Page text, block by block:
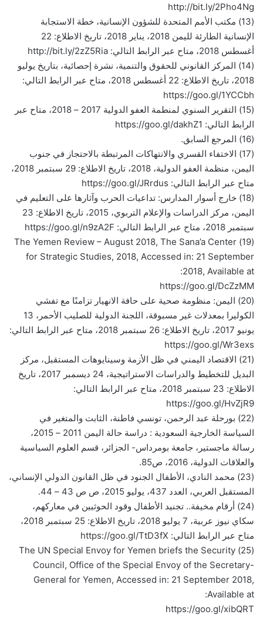
http://bit.ly/2Pho4Ng
(13) مكتب الأمم المتحدة للشؤون الإنسانية، خطة الاستجابة
الإنسانية الطارئة لليمن 2018، يناير 2018، تاريخ الاطلاع: 22
أغسطس 2018، متاح عبر الرابط التالي: http://bit.ly/2zZ5Ria
(14) المركز القانوني للحقوق والتنمية، نشرة إحصائية، بتاريخ يوليو
2018، تاريخ الاطلاع: 22 أغسطس 2018، متاح عبر الرابط التالي:
https://goo.gl/1YCCbh
(15) التقرير السنوي لمنطمة العفو الدولية 2017 – 2018، متاح عبر
الرابط التالي: https://goo.gl/dakhZ1
(16) المرجع السابق.
(17) الاختفاء القسري والانتهاكات المرتبطة بالاحتجاز في جنوب
اليمن، منظمة العفو الدولية، 2018، تاريخ الاطلاع: 29 سبتمبر 2018،
متاح عبر الرابط التالي: https://goo.gl/JRrdus
(18) خارج أسوار المدارس: تداعيات الحرب وآثارها على التعليم في
اليمن، مركز الدراسات والإعلام التربوي، 2015، تاريخ الاطلاع: 23
سبتمبر 2018، متاح عبر الرابط التالي: https://goo.gl/n9zA2F
(19) The Yemen Review – August 2018, The Sana’a Center
for Strategic Studies, 2018, Accessed in: 21 September
2018, Available at:
https://goo.gl/DcZzMM
(20) اليمن: منظومة صحية على حافة الانهيار تزامنًا مع تفشي
الكوليرا بمعدلات غير مسبوقة، اللجنة الدولية للصليب الأحمر، 13
يونيو 2017، تاريخ الاطلاع: 26 سبتمبر 2018، متاح عبر الرابط التالي:
https://goo.gl/Wr3exs
(21) الاقتصاد اليمني في ظل الأزمة وسينايوهات المستقبل، مركز
البديل للتخطيط والدراسات الاستراتيجية، 24 ديسمبر 2017، تاريخ
الاطلاع: 23 سبتمبر 2018، متاح عبر الرابط التالي:
https://goo.gl/HvZjR9
(22) بورحلة عبد الرحمن، تونسي فاطنة، الثابت والمتغير في
السياسة الخارجية السعودية : دراسة حالة اليمن 2011 – 2015،
رسالة ماجستير، جامعة بومرداس- الجزائر، قسم العلوم السياسية
والعلاقات الدولية، 2016، ص85.
(23) محمد النادي، الأطفال الجنود في ظل القانون الدولي الإنساني،
المستقبل العربي، العدد 437، يوليو 2015، ص ص 43 – 44.
(24) أرقام مخيفة.. تجنيد الأطفال وقود الحوثيين في معاركهم،
سكاي نيوز عربية، 7 يوليو 2018، تاريخ الاطلاع: 25 سبتمبر 2018،
متاح عبر الرابط التالي: https://goo.gl/TtD3fX
(25) The UN Special Envoy for Yemen briefs the Security
Council, Office of the Special Envoy of the Secretary-
General for Yemen, Accessed in: 21 September 2018,
Available at:
https://goo.gl/xibQRT